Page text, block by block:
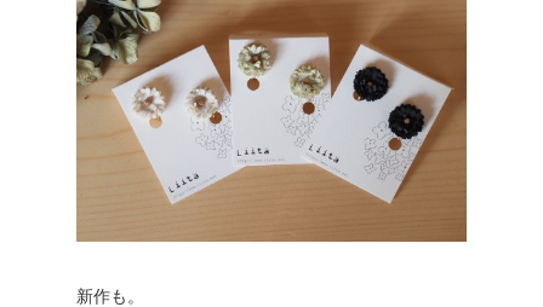
新作も。